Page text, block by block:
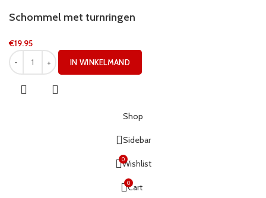
Schommel met turnringen
€19.95
IN WINKELMAND
Shop
Sidebar
0Wishlist
0Cart